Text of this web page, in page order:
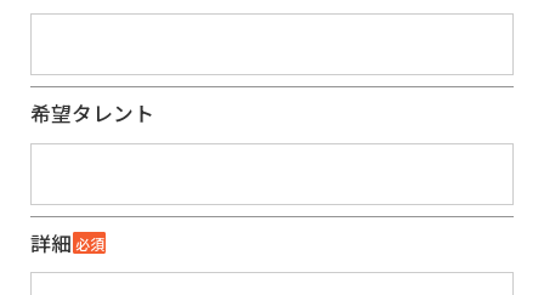
希望タレント
詳細 必須